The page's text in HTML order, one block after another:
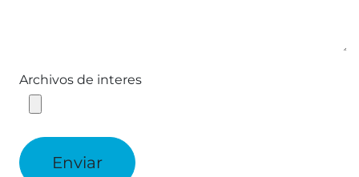
Archivos de interes
Enviar